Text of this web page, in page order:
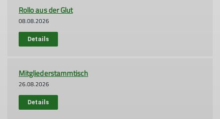
Rollo aus der Glut
08.08.2026
Details
Mitgliederstammtisch
26.08.2026
Details